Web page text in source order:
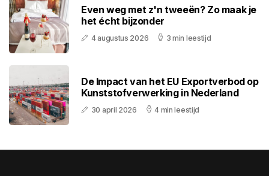
Even weg met z'n tweeën? Zo maak je
het écht bijzonder
4 augustus 2026 3 min leestijd
De Impact van het EU Exportverbod op
Kunststofverwerking in Nederland
30 april 2026 4 min leestijd